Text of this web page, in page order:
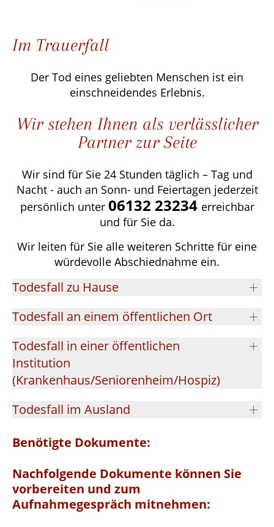
Im Trauerfall
Der Tod eines geliebten Menschen ist ein
einschneidendes Erlebnis.
Wir stehen Ihnen als verlässlicher
Partner zur Seite
Wir sind für Sie 24 Stunden täglich – Tag und
Nacht - auch an Sonn- und Feiertagen jederzeit
persönlich unter 06132 23234 erreichbar
und für Sie da.
Wir leiten für Sie alle weiteren Schritte für eine
würdevolle Abschiednahme ein.
Todesfall zu Hause
Todesfall an einem öffentlichen Ort
Todesfall in einer öffentlichen
Institution
(Krankenhaus/Seniorenheim/Hospiz)
Todesfall im Ausland
Benötigte Dokumente:
Nachfolgende Dokumente können Sie
vorbereiten und zum
Aufnahmegespräch mitnehmen: